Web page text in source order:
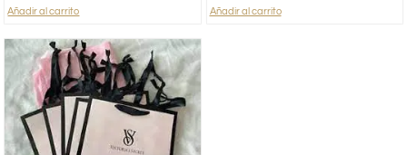
Añadir al carrito Añadir al carrito